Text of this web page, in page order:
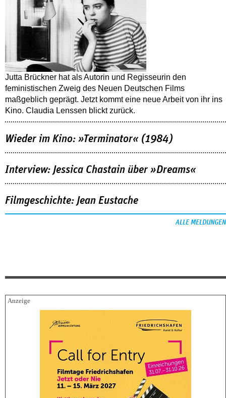
Jutta Brückner hat als Autorin und Regisseurin den
feministischen Zweig des Neuen Deutschen Films
maßgeblich geprägt. Jetzt kommt eine neue Arbeit von ihr ins
Kino. Claudia Lenssen blickt zurück.
Wieder im Kino: »Terminator« (1984)
Interview: Jessica Chastain über »Dreams«
Filmgeschichte: Jean Eustache
ALLE MELDUNGEN